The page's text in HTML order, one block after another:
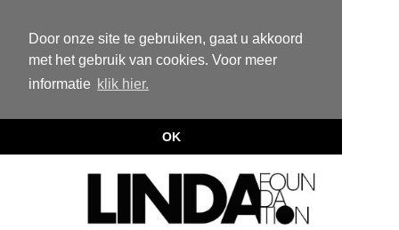
Door onze site te gebruiken, gaat u akkoord
met het gebruik van cookies. Voor meer
informatie klik hier.
OK